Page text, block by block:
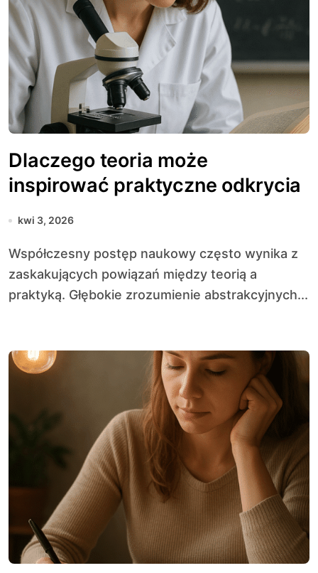
Dlaczego teoria może
inspirować praktyczne odkrycia
kwi 3, 2026
Współczesny postęp naukowy często wynika z
zaskakujących powiązań między teorią a
praktyką. Głębokie zrozumienie abstrakcyjnych...